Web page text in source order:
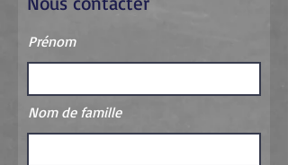
Prénom
Nom de famille